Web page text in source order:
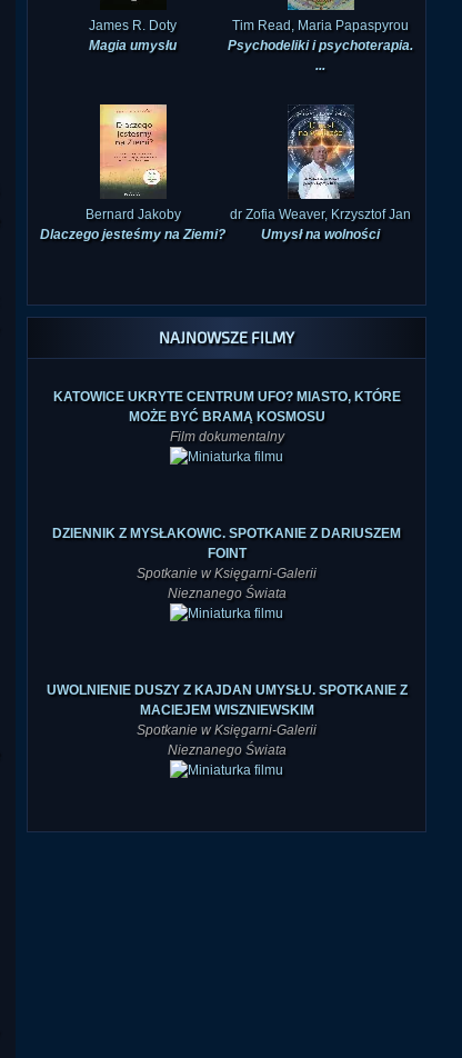
Magia umysłu
Psychodeliki i psychoterapia.
...
Bernard Jakoby
Dlaczego jesteśmy na Ziemi?
dr Zofia Weaver, Krzysztof Jan
Umysł na wolności
NAJNOWSZE FILMY
KATOWICE UKRYTE CENTRUM UFO? MIASTO, KTÓRE
Film dokumentalny
Spotkanie w Księgarni-Galerii
Nieznanego Świata
Spotkanie w Księgarni-Galerii
Nieznanego Świata